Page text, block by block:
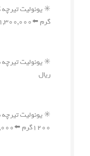
گرم ⬅️۱,۳۰۰,۰۰۰ ریال
ریال
۱۲۰۰گرم ⬅️۷۵۰,۰۰۰ ریال